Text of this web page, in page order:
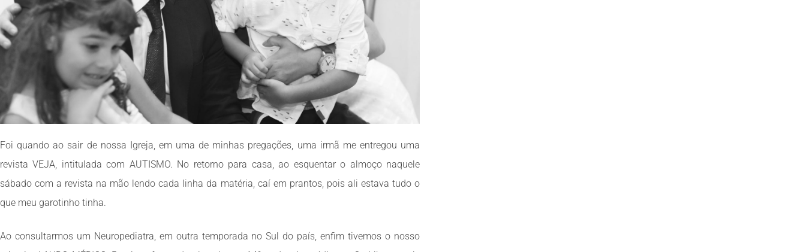
Foi quando ao sair de nossa Igreja, em uma de minhas pregações, uma irmã me entregou uma
revista VEJA, intitulada com AUTISMO. No retorno para casa, ao esquentar o almoço naquele
sábado com a revista na mão lendo cada linha da matéria, caí em prantos, pois ali estava tudo o
que meu garotinho tinha.
Ao consultarmos um Neuropediatra, em outra temporada no Sul do país, enfim tivemos o nosso